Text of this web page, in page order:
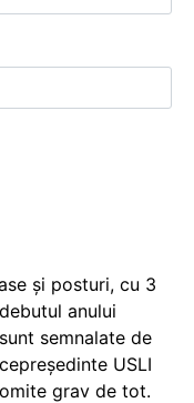
și posturi, cu 3
anului
semnalate de
USLI
grav de tot.